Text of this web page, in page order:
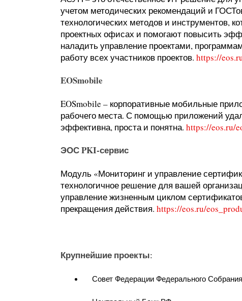
учетом методических рекомендаций и
технологических методов и инструментов,
проектных офисах и помогают повысить
наладить управление проектами,
работу всех участников проектов. https://
EOSmobile
EOSmobile – корпоративные мобильные
рабочего места. С помощью приложений
эффективна, проста и понятна. https://eos.ru/
ЭОС PKI-сервис
Модуль «Мониторинг и управление
технологичное решение для вашей
управление жизненным циклом
прекращения действия. https://eos.ru/
Крупнейшие проекты:
Совет Федерации Федерального